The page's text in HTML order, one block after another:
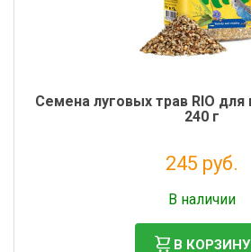
Семена луговых трав RIO для
240 г
245 руб.
В наличии
В КОРЗИНУ